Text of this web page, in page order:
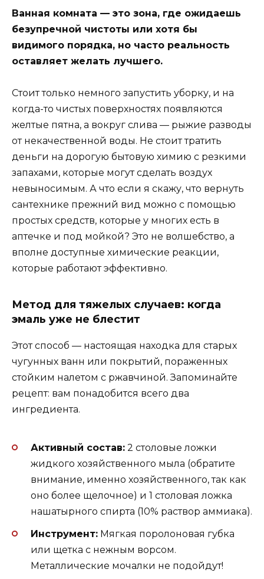
Ванная комната — это зона, где ожидаешь
безупречной чистоты или хотя бы
видимого порядка, но часто реальность
оставляет желать лучшего.
Стоит только немного запустить уборку, и на
когда-то чистых поверхностях появляются
желтые пятна, а вокруг слива — рыжие разводы
от некачественной воды. Не стоит тратить
деньги на дорогую бытовую химию с резкими
запахами, которые могут сделать воздух
невыносимым. А что если я скажу, что вернуть
сантехнике прежний вид можно с помощью
простых средств, которые у многих есть в
аптечке и под мойкой? Это не волшебство, а
вполне доступные химические реакции,
которые работают эффективно.
Метод для тяжелых случаев: когда
эмаль уже не блестит
Этот способ — настоящая находка для старых
чугунных ванн или покрытий, пораженных
стойким налетом с ржавчиной. Запоминайте
рецепт: вам понадобится всего два
ингредиента.
Активный состав: 2 столовые ложки
жидкого хозяйственного мыла (обратите
внимание, именно хозяйственного, так как
оно более щелочное) и 1 столовая ложка
нашатырного спирта (10% раствор аммиака).
Инструмент: Мягкая поролоновая губка
или щетка с нежным ворсом.
Металлические мочалки не подойдут!